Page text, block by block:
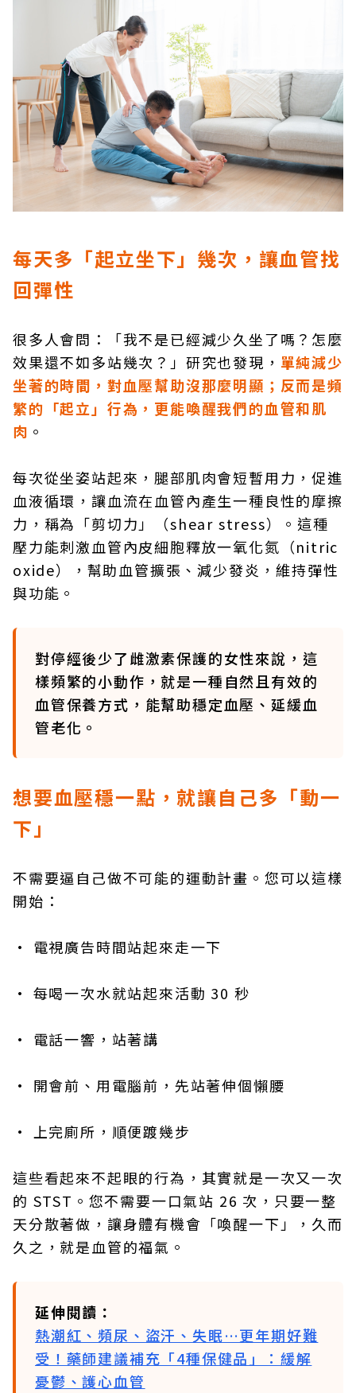
每天多「起立坐下」幾次，讓血管找
回彈性
很多人會問：「我不是已經減少久坐了嗎？怎麼
效果還不如多站幾次？」研究也發現， 單純減少
坐著的時間，對血壓幫助沒那麼明顯；反而是頻
繁的「起立」行為，更能喚醒我們的血管和肌
肉 。
每次從坐姿站起來，腿部肌肉會短暫用力，促進
血液循環，讓血流在血管內產生一種良性的摩擦
力，稱為「剪切力」（shear stress）。這種
壓力能刺激血管內皮細胞釋放一氧化氮（nitric
oxide），幫助血管擴張、減少發炎，維持彈性
與功能。
對停經後少了雌激素保護的女性來說，這
樣頻繁的小動作，就是一種自然且有效的
血管保養方式，能幫助穩定血壓、延緩血
管老化。
想要血壓穩一點，就讓自己多「動一
下」
不需要逼自己做不可能的運動計畫。您可以這樣
開始：
• 電視廣告時間站起來走一下
• 每喝一次水就站起來活動 30 秒
• 電話一響，站著講
• 開會前、用電腦前，先站著伸個懶腰
• 上完廁所，順便踱幾步
這些看起來不起眼的行為，其實就是一次又一次
的 STST。您不需要一口氣站 26 次，只要一整
天分散著做，讓身體有機會「喚醒一下」，久而
久之，就是血管的福氣。
延伸閱讀：
熱潮紅、頻尿、盜汗、失眠…更年期好難
受！藥師建議補充「4種保健品」：緩解
憂鬱、護心血管